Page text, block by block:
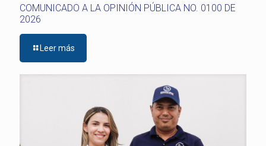
COMUNICADO A LA OPINIÓN PÚBLICA NO. 0100 DE
2026
Leer más